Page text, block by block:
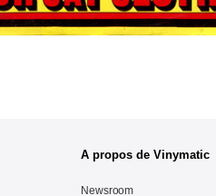
A propos de Vinymatic
Newsroom